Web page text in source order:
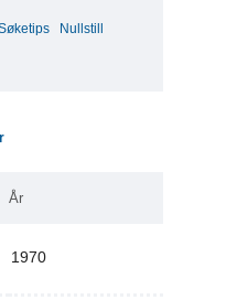
Nullstill
År
1970